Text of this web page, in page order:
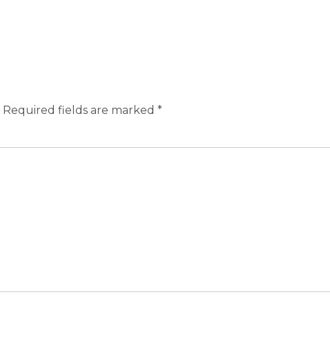
Required fields are marked *